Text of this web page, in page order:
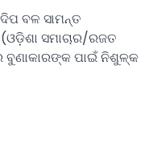
ବଳ ସାମନ୍ତ
ସମାଚାର/ରଜତ
ବୁଣାକାରଙ୍କ ପାଇଁ ନିଶୁଳ୍କ